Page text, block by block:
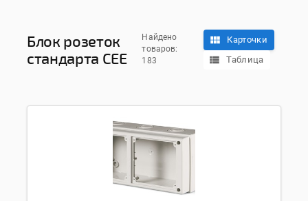
Блок розеток
стандарта CEE
Найдено
товаров:
183
Карточки
Таблица